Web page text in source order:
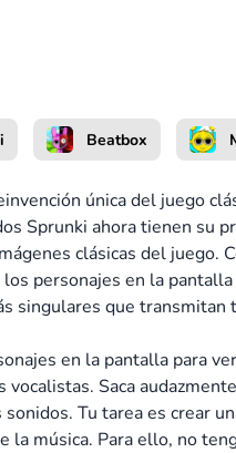
Beatbox
única del juego
Sprunki ahora tienen su
clásicas del juego.
personajes en la
singulares que transmitan
en la pantalla para
vocalistas. Saca
Tu tarea es crear
la música. Para ello, no